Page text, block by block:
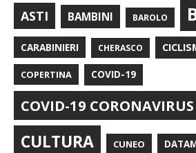
ASTI BAMBINI BAROLO
CARABINIERI CHERASCO
COPERTINA COVID-19
COVID-19 CORONAVIRUS
CULTURA CUNEO